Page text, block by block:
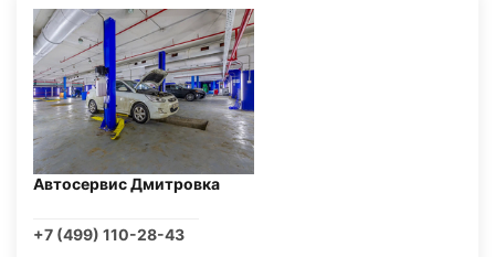
Автосервис Дмитровка
+7 (499) 110-28-43